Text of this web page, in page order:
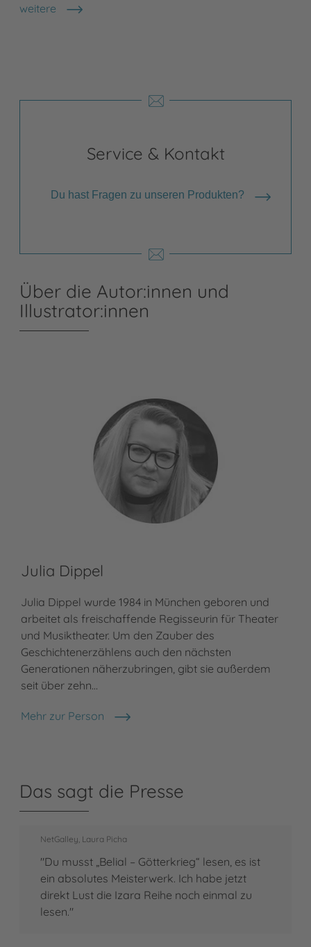
weitere
Shops anzeigen
Service & Kontakt
Du hast Fragen zu unseren Produkten?
Über die Autor:innen und
Illustrator:innen
Julia Dippel
Julia Dippel wurde 1984 in München geboren und
arbeitet als freischaffende Regisseurin für Theater
und Musiktheater. Um den Zauber des
Geschichtenerzählens auch den nächsten
Generationen näherzubringen, gibt sie außerdem
seit über zehn…
Mehr zur Person
Julia Dippel
Das sagt die Presse
NetGalley, Laura Picha
"Du musst „Belial – Götterkrieg“ lesen, es ist
ein absolutes Meisterwerk. Ich habe jetzt
direkt Lust die Izara Reihe noch einmal zu
lesen."